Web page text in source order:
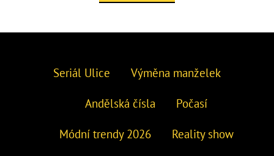
Seriál Ulice Výměna manželek
Andělská čísla Počasí
Módní trendy 2026 Reality show